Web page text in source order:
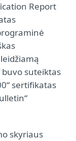
Report
buvo suteiktas
sertifikatas
skyriaus